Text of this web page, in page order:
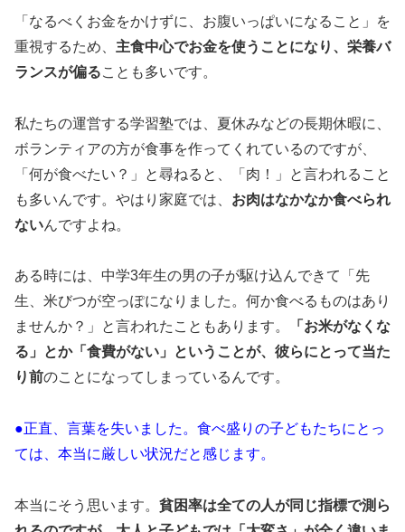
「なるべくお金をかけずに、お腹いっぱいになること」を
重視するため、 主食中心でお金を使うことになり、栄養バ
ランスが偏ることも多いです。
私たちの運営する学習塾では、夏休みなどの長期休暇に、
ボランティアの方が食事を作ってくれているのですが、
「何が食べたい？」と尋ねると、「肉！」と言われること
も多いんです。やはり家庭では、 お肉はなかなか食べられ
ないんですよね。
ある時には、中学3年生の男の子が駆け込んできて「先
生、米びつが空っぽになりました。何か食べるものはあり
ませんか？」と言われたこともあります。
「お米がなくな
る」とか「食費がない」ということが、彼らにとって当た
り前のことになってしまっているんです。
●正直、言葉を失いました。食べ盛りの子どもたちにとっ
ては、本当に厳しい状況だと感じます。
本当にそう思います。 貧困率は全ての人が同じ指標で測ら